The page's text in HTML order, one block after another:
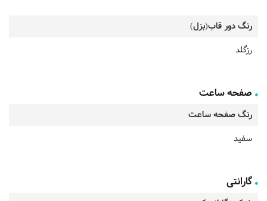
رنگ دور قاب(بزل)
رزگلد
صفحه ساعت
رنگ صفحه ساعت
سفید
گارانتی